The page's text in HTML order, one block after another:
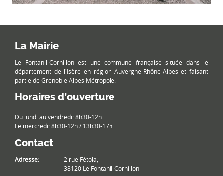
La Mairie
Le Fontanil-Cornillon est une commune française située dans le
département de l'Isère en région Auvergne-Rhône-Alpes et faisant
partie de Grenoble Alpes Métropole.
Horaires d’ouverture
Du lundi au vendredi: 8h30-12h
Le mercredi: 8h30-12h / 13h30-17h
Contact
Adresse:
2 rue Fétola,
38120 Le Fontanil-Cornillon